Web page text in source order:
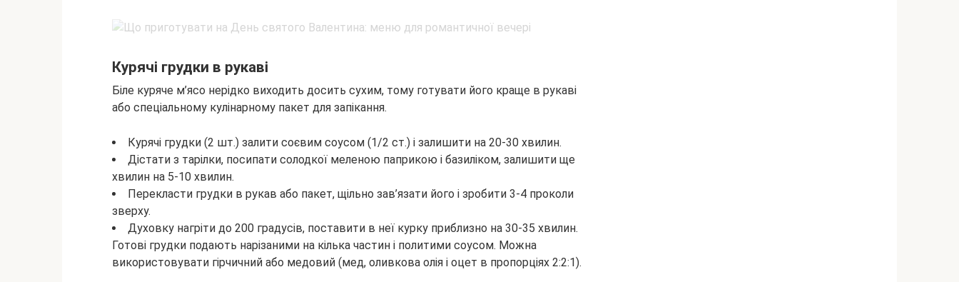
Курячі грудки в рукаві
Біле куряче м’ясо нерідко виходить досить сухим, тому готувати його краще в рукаві
або спеціальному кулінарному пакет для запікання.
Курячі грудки (2 шт.) залити соєвим соусом (1/2 ст.) і залишити на 20-30 хвилин.
Дістати з тарілки, посипати солодкої меленою паприкою і базиліком, залишити ще
хвилин на 5-10 хвилин.
Перекласти грудки в рукав або пакет, щільно зав’язати його і зробити 3-4 проколи
зверху.
Духовку нагріти до 200 градусів, поставити в неї курку приблизно на 30-35 хвилин.
Готові грудки подають нарізаними на кілька частин і политими соусом. Можна
використовувати гірчичний або медовий (мед, оливкова олія і оцет в пропорціях 2:2:1).